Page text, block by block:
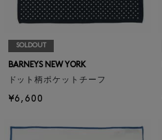
SOLDOUT
BARNEYS NEW YORK
ドット柄ポケットチーフ
¥6,600